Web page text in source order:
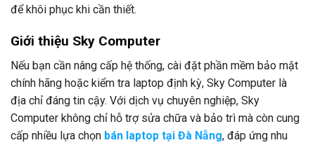
để khôi phục khi cần thiết.
Giới thiệu Sky Computer
Nếu bạn cần nâng cấp hệ thống, cài đặt phần mềm bảo mật
chính hãng hoặc kiểm tra laptop định kỳ, Sky Computer là
địa chỉ đáng tin cậy. Với dịch vụ chuyên nghiệp, Sky
Computer không chỉ hỗ trợ sửa chữa và bảo trì mà còn cung
cấp nhiều lựa chọn bán laptop tại Đà Nẵng, đáp ứng nhu